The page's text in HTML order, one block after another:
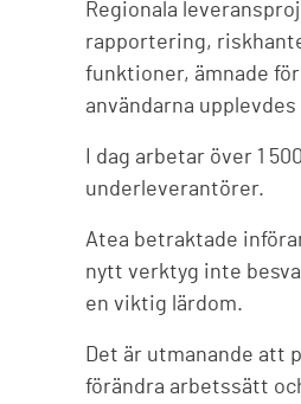
Regionala
rapportering,
funktioner, ämnade
användarna
I dag arbetar över 1
underleverantörer.
Atea betraktade
nytt verktyg inte
en viktig lärdom.
Det är utmanande att
förändra arbetssätt